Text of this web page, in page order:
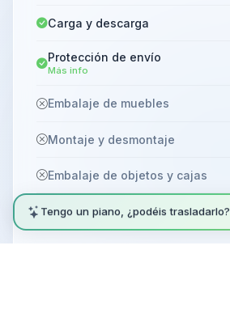
Carga y descarga
Protección de envío
Más info
Embalaje de muebles
Montaje y desmontaje
Embalaje de objetos y cajas
Recogida de material residual
Tengo un piano, ¿podéis trasladarlo?